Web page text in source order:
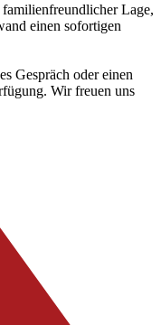
Lage,
einen sofortigen
Gespräch oder einen
Wir freuen uns